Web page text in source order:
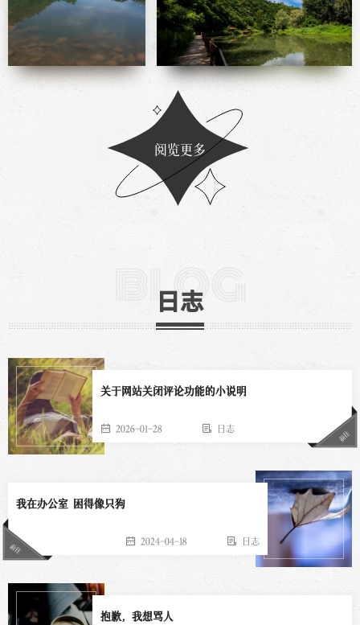
阅览更多
BLOG
日志
关于网站关闭评论功能的小说明
2026-01-28 日志
前往
我在办公室 困得像只狗
2024-04-18 日志
前往
抱歉，我想骂人